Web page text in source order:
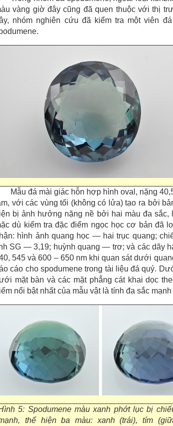
vàng giờ đây cũng đã quen thuộc với thị
nhóm nghiên cứu đã kiểm tra một viên
Mẫu đá mài giác hỗn hợp hình oval, nặng
với các vùng tối (không có lửa) tạo ra bởi
bị ảnh hưởng nặng nề bởi hai màu đa sắc,
dù kiểm tra đặc điểm ngọc học cơ bản đã
hình ảnh quang học — hai trục quang;
SG — 3,19; huỳnh quang — trơ; và các dãy
545 và 600 – 650 nm khi quan sát dưới
cáo cho spodumene trong tài liệu đá quý.
mặt bàn và các mặt phẳng cát khai dọc
nổi bật nhất của mẫu vật là tính đa sắc
5: Spodumene màu xanh phớt lục bị
thể hiện ba màu: xanh (trái), tím